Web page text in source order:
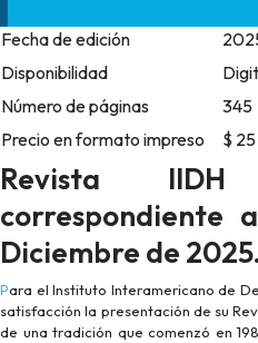
Fecha de edición
Disponibilidad
Número de páginas
345
Precio en formato impreso
$ 25
Revista
correspondiente
Diciembre de 2025.
Para el Instituto Interamericano de Derechos Humanos es motivo de gran
satisfacción la presentación de su
de una tradición que comenzó en